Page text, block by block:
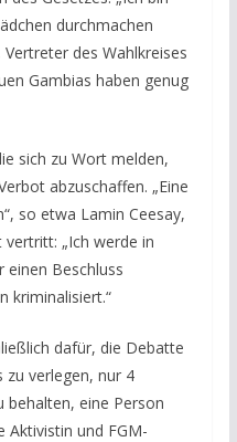
durchmachen
des Wahlkreises
Gambias haben genug
sich zu Wort melden,
abzuschaffen. „Eine
so etwa Lamin Ceesay,
vertritt: „Ich werde in
einen Beschluss
kriminalisiert.“
dafür, die Debatte
zu verlegen, nur 4
behalten, eine Person
Aktivistin und FGM-